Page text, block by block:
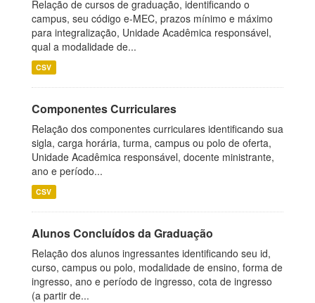
Relação de cursos de graduação, identificando o
campus, seu código e-MEC, prazos mínimo e máximo
para integralização, Unidade Acadêmica responsável,
qual a modalidade de...
CSV
Componentes Curriculares
Relação dos componentes curriculares identificando sua
sigla, carga horária, turma, campus ou polo de oferta,
Unidade Acadêmica responsável, docente ministrante,
ano e período...
CSV
Alunos Concluídos da Graduação
Relação dos alunos ingressantes identificando seu id,
curso, campus ou polo, modalidade de ensino, forma de
ingresso, ano e período de ingresso, cota de ingresso
(a partir de...